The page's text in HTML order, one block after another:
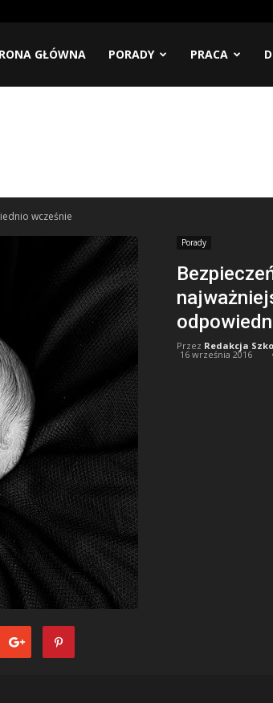
GŁÓWNA PORADY PRACA
wcześnie
Porady
Przez Redakcja
16 września 2016